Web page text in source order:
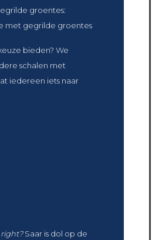
groentes:
met gegrilde groentes
bieden? We
schalen met
iedereen iets naar
right?Saar is dol op de